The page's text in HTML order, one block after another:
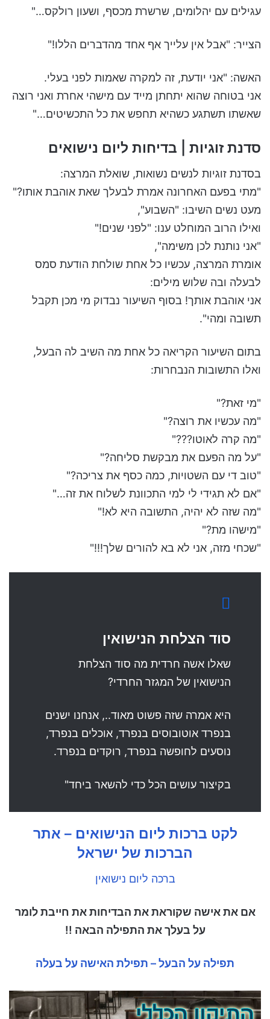
עגילים עם יהלומים, שרשרת מכסף, ושעון רולקס…"
הצייר: "אבל אין עלייך אף אחד מהדברים הללו!"
האשה: "אני יודעת, זה למקרה שאמות לפני בעלי.
אני בטוחה שהוא יתחתן מייד עם מישהי אחרת ואני רוצה
שאשתו תשתגע כשהיא תחפש את כל התכשיטים…"
סדנת זוגיות | בדיחות ליום נישואים
בסדנת זוגיות לנשים נשואות, שואלת המרצה:
"מתי בפעם האחרונה אמרת לבעלך שאת אוהבת אותו?"
מעט נשים השיבו: "השבוע",
ואילו הרוב המוחלט ענו: "לפני שנים!"
"אני נותנת לכן משימה",
אומרת המרצה, עכשיו כל אחת שולחת הודעת סמס
לבעלה ובה שלוש מילים:
אני אוהבת אותך! בסוף השיעור נבדוק מי מכן תקבל
תשובה ומהי".
בתום השיעור הקריאה כל אחת מה השיב לה הבעל,
ואלו התשובות הנבחרות:
"מי זאת?"
"מה עכשיו את רוצה?"
"מה קרה לאוטו???"
"על מה הפעם את מבקשת סליחה?"
"טוב די עם השטויות, כמה כסף את צריכה?"
"אם לא תגידי לי למי התכוונת לשלוח את זה…"
"מה שזה לא יהיה, התשובה היא לא!"
"מישהו מת?"
"שכחי מזה, אני לא בא להורים שלך!!!"
סוד הצלחת הנישואין
שאלו אשה חרדית מה סוד הצלחת
הנישואין של המגזר החרדי?
היא אמרה שזה פשוט מאוד.., אנחנו ישנים
בנפרד אוטובוסים בנפרד, אוכלים בנפרד,
נוסעים לחופשה בנפרד, רוקדים בנפרד.
בקיצור עושים הכל כדי להשאר ביחד"
לקט ברכות ליום הנישואים – אתר
הברכות של ישראל
ברכה ליום נישואין
אם את אישה שקוראת את הבדיחות את חייבת לומר
על בעלך את התפילה הבאה !!
תפילה על הבעל – תפילת האישה על בעלה